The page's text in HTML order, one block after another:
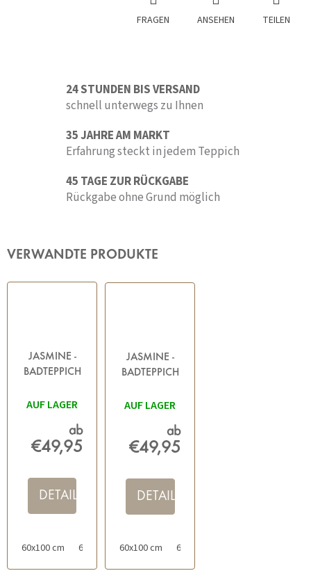
FRAGEN ANSEHEN TEILEN
24 STUNDEN BIS VERSAND
schnell unterwegs zu Ihnen
35 JAHRE AM MARKT
Erfahrung steckt in jedem Teppich
45 TAGE ZUR RÜCKGABE
Rückgabe ohne Grund möglich
VERWANDTE PRODUKTE
JASMINE -
BADTEPPICH
AUF LAGER
ab
€49,95
DETAIL
60x100 cm 60x60 cm
JASMINE -
BADTEPPICH
AUF LAGER
ab
€49,95
DETAIL
60x100 cm 60x60 cm